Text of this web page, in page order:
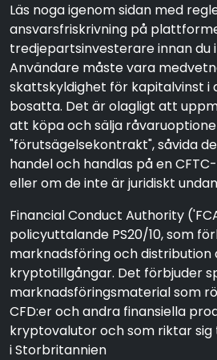
Läs noga igenom sidan med
ansvarsfriskrivning på
tredjepartsinvesterare innan du
Användare måste vara
skattskyldighet för kapitalvinst i
bosatta. Det är olagligt att
att köpa och sälja
"förutsägelsekontrakt", såvida
handel och handlas på en
eller om de inte är juridiskt
Financial Conduct Authority
policyuttalande PS20/10, som
marknadsföring och distribution
kryptotillgångar. Det förbjuder
marknadsföringsmaterial som
CFD:er och andra finansiella
kryptovalutor och som riktar
i Storbritannien